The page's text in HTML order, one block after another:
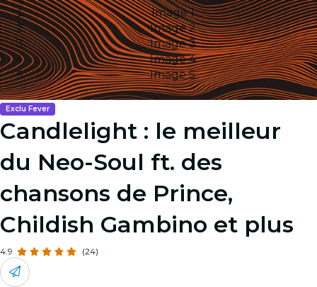
Image 1
Image 2
Image 3
Image 4
Image 5
Exclu Fever
Candlelight : le meilleur
du Neo-Soul ft. des
chansons de Prince,
Childish Gambino et plus
4.9 (24)